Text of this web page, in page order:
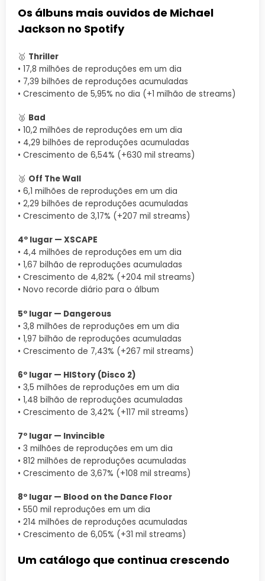
Os álbuns mais ouvidos de Michael
Jackson no Spotify
🥇 Thriller
• 17,8 milhões de reproduções em um dia
• 7,39 bilhões de reproduções acumuladas
• Crescimento de 5,95% no dia (+1 milhão de streams)
🥈 Bad
• 10,2 milhões de reproduções em um dia
• 4,29 bilhões de reproduções acumuladas
• Crescimento de 6,54% (+630 mil streams)
🥉 Off The Wall
• 6,1 milhões de reproduções em um dia
• 2,29 bilhões de reproduções acumuladas
• Crescimento de 3,17% (+207 mil streams)
4º lugar — XSCAPE
• 4,4 milhões de reproduções em um dia
• 1,67 bilhão de reproduções acumuladas
• Crescimento de 4,82% (+204 mil streams)
• Novo recorde diário para o álbum
5º lugar — Dangerous
• 3,8 milhões de reproduções em um dia
• 1,97 bilhão de reproduções acumuladas
• Crescimento de 7,43% (+267 mil streams)
6º lugar — HIStory (Disco 2)
• 3,5 milhões de reproduções em um dia
• 1,48 bilhão de reproduções acumuladas
• Crescimento de 3,42% (+117 mil streams)
7º lugar — Invincible
• 3 milhões de reproduções em um dia
• 812 milhões de reproduções acumuladas
• Crescimento de 3,67% (+108 mil streams)
8º lugar — Blood on the Dance Floor
• 550 mil reproduções em um dia
• 214 milhões de reproduções acumuladas
• Crescimento de 6,05% (+31 mil streams)
Um catálogo que continua crescendo